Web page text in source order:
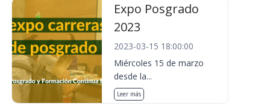
Expo Posgrado
2023
2023-03-15 18:00:00
Miércoles 15 de marzo
desde la...
Leer más